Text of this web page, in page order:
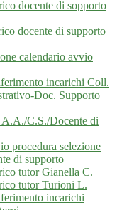
docente di sopporto
docente di supporto
calendario avvio
incarichi Coll.
Doc. Supporto
C.S./Docente di
procedura selezione
di supporto
tutor Gianella C.
tutor Turioni L.
incarichi